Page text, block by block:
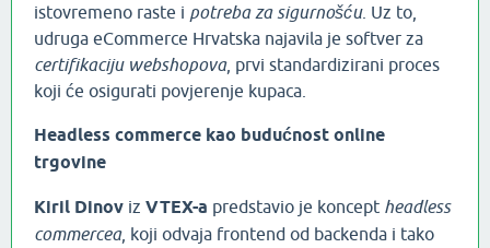
istovremeno raste i potreba za sigurnošću. Uz to,
udruga eCommerce Hrvatska najavila je softver za
certifikaciju webshopova, prvi standardizirani proces
koji će osigurati povjerenje kupaca.
Headless commerce kao budućnost online
trgovine
Kiril Dinov iz VTEX-a predstavio je koncept headless
commercea, koji odvaja frontend od backenda i tako